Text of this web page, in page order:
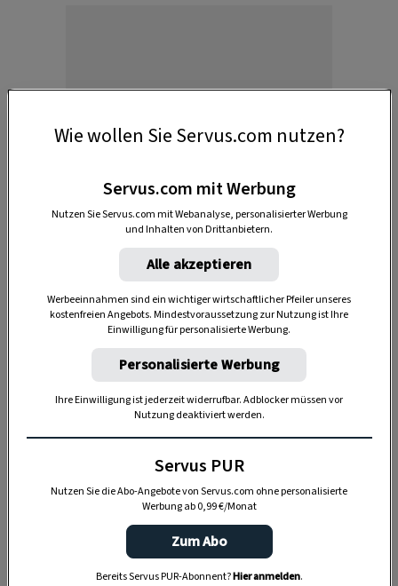
DAS KÖNNTE SIE AUCH INTERESSIEREN
Wie wollen Sie Servus.com nutzen?
Servus.com mit Werbung
Nutzen Sie Servus.com mit Webanalyse, personalisierter Werbung
und Inhalten von Drittanbietern.
Alle akzeptieren
Werbeeinnahmen sind ein wichtiger wirtschaftlicher Pfeiler unseres
kostenfreien Angebots. Mindestvoraussetzung zur Nutzung ist Ihre
Einwilligung für personalisierte Werbung.
Personalisierte Werbung
Ihre Einwilligung ist jederzeit widerrufbar. Adblocker müssen vor
Nutzung deaktiviert werden.
Servus PUR
Nutzen Sie die Abo-Angebote von Servus.com ohne personalisierte
Werbung ab 0,99 €/Monat
Zum Abo
Bereits Servus PUR-Abonnent?Hier anmelden.